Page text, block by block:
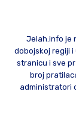
Jelah.info je
dobojskoj regiji i
stranicu i sve
broj
administratori